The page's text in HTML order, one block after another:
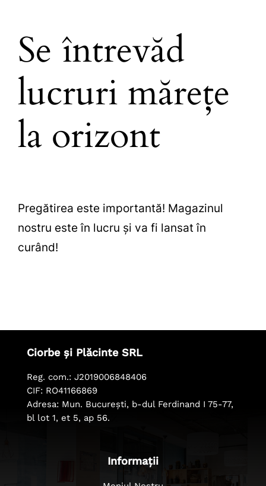
Se întrevăd
lucruri mărețe
la orizont
Pregătirea este importantă! Magazinul
nostru este în lucru și va fi lansat în
curând!
Ciorbe și Plăcinte SRL
Reg. com.: J2019006848406
CIF: RO41166869
Adresa: Mun. București, b-dul Ferdinand I 75-77,
bl lot 1, et 5, ap 56.
Informații